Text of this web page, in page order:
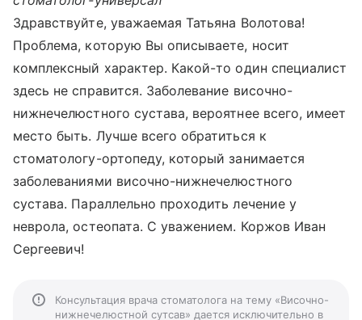
Здравствуйте, уважаемая Татьяна Волотова!
Проблема, которую Вы описываете, носит
комплексный характер. Какой-то один специалист
здесь не справится. Заболевание височно-
нижнечелюстного сустава, вероятнее всего, имеет
место быть. Лучше всего обратиться к
стоматологу-ортопеду, который занимается
заболеваниями височно-нижнечелюстного
сустава. Параллельно проходить лечение у
неврола, остеопата. С уважением. Коржов Иван
Сергеевич!
Консультация врача стоматолога на тему «Височно-
нижнечелюстной сутсав» дается исключительно в